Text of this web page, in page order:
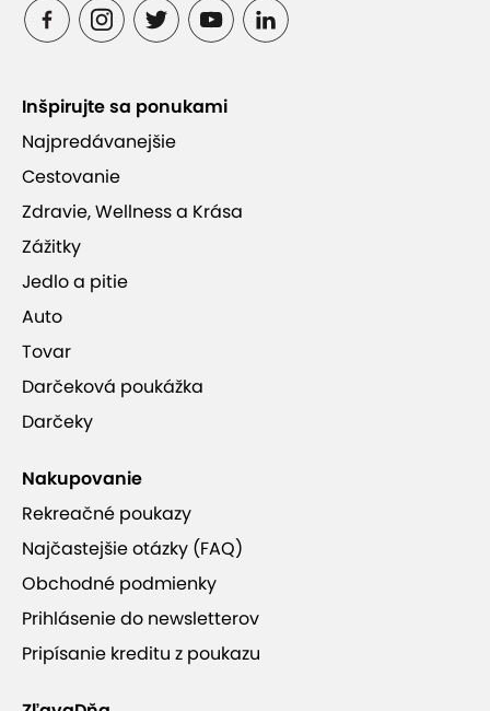
Inšpirujte sa ponukami
Najpredávanejšie
Cestovanie
Zdravie, Wellness a Krása
Zážitky
Jedlo a pitie
Auto
Tovar
Darčeková poukážka
Darčeky
Nakupovanie
Rekreačné poukazy
Najčastejšie otázky (FAQ)
Obchodné podmienky
Prihlásenie do newsletterov
Pripísanie kreditu z poukazu